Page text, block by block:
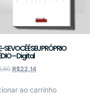
SE VOCÊ É SEU PRÓPRIO
– Digital
R$22,14
ao carrinho